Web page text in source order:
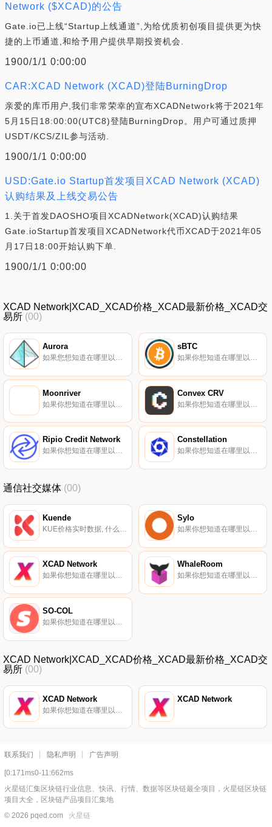
Network ($XCAD)的公告
Gate.io已上线“Startup上线通道”,为给优质初创项目提供更为快
捷的上币通道,和给予用户提供早期投资机会.
1900/1/1 0:00:00
CAR:XCAD Network (XCAD)登陆BurningDrop
亲爱的库币用户,我们非常荣幸的宣布XCADNetwork将于2021年
5月15日18:00:00(UTC8)登陆BurningDrop。用户可通过质押
USDT/KCS/ZIL参与活动.
1900/1/1 0:00:00
USD:Gate.io Startup首发项目XCAD Network (XCAD)
认购结果及上线交易公告
1.关于首发DAOSHO项目XCADNetwork(XCAD)认购结果
Gate.ioStartup首发项目XCADNetwork代币XCAD于2021年05
月17日18:00开始认购下单.
1900/1/1 0:00:00
XCAD Network|XCAD_XCAD价格_XCAD最新价格_XCAD交
易所 (00)
Aurora
如果您想知道在哪里以当前价格购买Aurora,目前交易｛AOAnname｝股票的顶级加密货币交易所是KuCoin、Coinone、BitGlobal、Indodax和digitalexchange.id。您可以在我们的加密货币交易所页面上找到其他交易所.
sBTC
如果你想知道在哪里以当前价格购买sBTC,目前交易{sBTC]股票的顶级加密货币交易所是Kwenta。您可以在我们的加密货币交易所页面上找到其他列表。什么是二进制？sBTC是一种由Synthetix协议启用的合成比特币代币.
Moonriver Convex CRV
Ripio Credit Network
如果你想知道在哪里以当前价格购买Ripio Credit Network,目前交易{Ripio Credit Network]股票的顶级加密货币交易所是Gate.io、HitBTC和Bancor Network。您可以在我们的加密货币交易所页面上找到其他列表.
Constellation
如果你想知道在哪里以当前价格购买Constellation,目前交易{Constellation]股票的顶级加密货币交易所是KuCoin、Gate.io、HitBTC和LCX Exchange。您可以在我们的加密货币交易所页面上找到其他列表.
通信社交媒体 (00)
Kuende Sylo
XCAD Network
如果你想知道在哪里以当前价格购买XCAD Network,目前交易{XCAD Network]股票的顶级加密货币交易所是Bitget、KuCoin、BitMart、Gate.io和HuoXCAD。您可以在我们的加密货币交易所页面上找到其他列表.
WhaleRoom
如果你想知道在哪里以当前价格购买WhaleRoom,目前交易{WhaleRoom]股票的顶级加密货币交易所是Coinmetro。您可以在我们的加密货币交易所页面上找到其他列表。WhaleRoom社区是Sentr3代币门控平台上托管的第一个完全代币化的对等社区.
SO-COL
如果你想知道在哪里以当前价格购买SO-COL,目前交易{SO-COL]股票的顶级加密货币交易所是KuCoin和Uniswap（V2）。您可以在我们的加密货币交易所页面上找到其他列表。SO-COL是一个社区管理平台,帮助创作者和品牌通过NFT封闭社区与受众互动.
XCAD Network|XCAD_XCAD价格_XCAD最新价格_XCAD交
易所 (00)
XCAD Network XCAD Network
联系我们 隐私声明 广告声明
[0:171ms0-11:662ms
火星链汇集区块链行业信息、快讯、行情、数据等区块链最全项目，火星链区块链
项目大全，区块链产品项目汇集地
© 2026 pqed.com 火星链